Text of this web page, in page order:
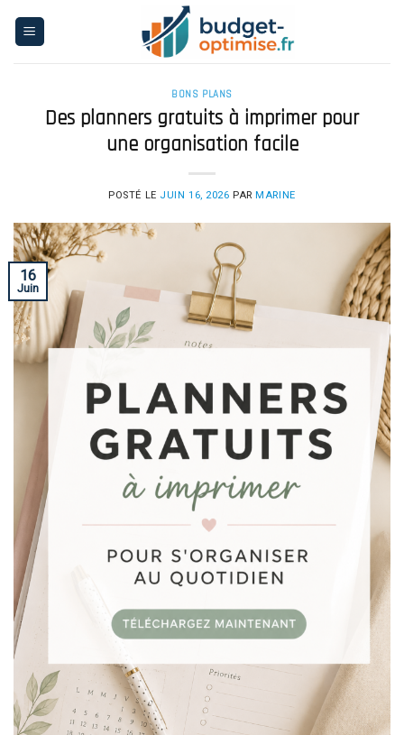
BONS PLANS
Des planners gratuits à imprimer pour
une organisation facile
POSTÉ LE JUIN 16, 2026 PARMARINE
16
Juin